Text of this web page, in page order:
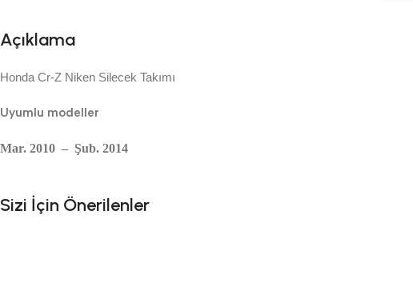
Açıklama
Honda Cr-Z Niken Silecek Takımı
Uyumlu modeller
Mar. 2010 – Şub. 2014
Sizi İçin Önerilenler